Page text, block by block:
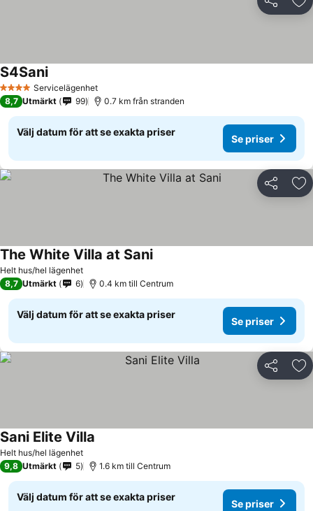
Dela
4 StjärnorServicelägenhet
S4Sani
8,7 Utmärkt 99 0.7 km från stranden
Välj datum för att se exakta priser
Se priser
Dela
Helt hus/hel lägenhet
The White Villa at Sani
8,7 Utmärkt 6 0.4 km till Centrum
Välj datum för att se exakta priser
Se priser
Dela
Helt hus/hel lägenhet
Sani Elite Villa
9,8 Utmärkt 5 1.6 km till Centrum
Välj datum för att se exakta priser
Se priser